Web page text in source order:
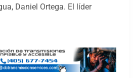
Daniel Ortega. El líder